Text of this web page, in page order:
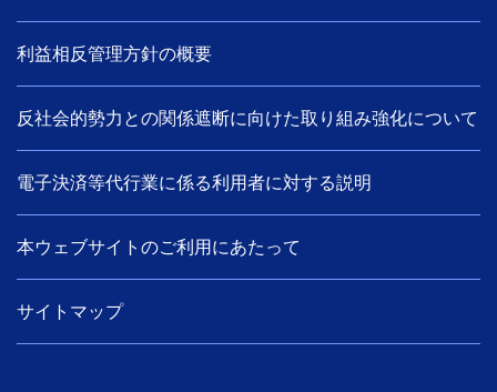
利益相反管理方針の概要
反社会的勢力との関係遮断に向けた取り組み強化について
電子決済等代行業に係る利用者に対する説明
本ウェブサイトのご利用にあたって
サイトマップ